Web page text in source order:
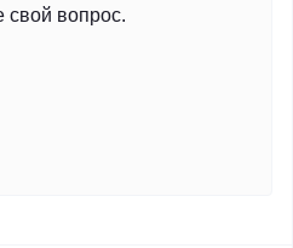
свой вопрос.